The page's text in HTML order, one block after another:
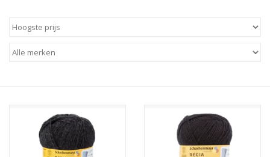
Breien en haken